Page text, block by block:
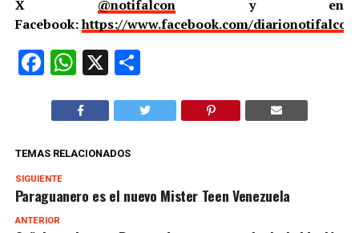
X @notifalcon y en
Facebook:https://www.facebook.com/
Facebook
WhatsApp
X Compartir
TEMAS RELACIONADOS
SIGUIENTE
Paraguanero es el nuevo Mister Teen Venezuela
ANTERIOR